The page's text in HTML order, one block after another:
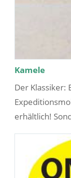
Kamele
Der Klassiker:
erhältlich!